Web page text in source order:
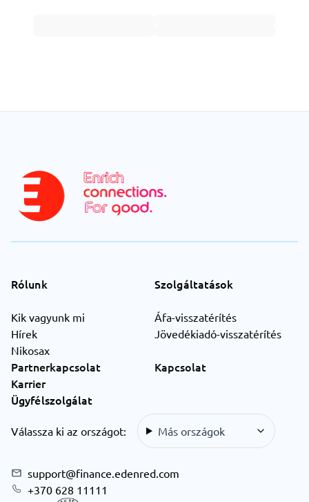
Rólunk
Kik vagyunk mi
Hírek
Nikosax
Szolgáltatások
Áfa-visszatérítés
Jövedékiadó-visszatérítés
Partnerkapcsolat
Karrier
Kapcsolat
Ügyfélszolgálat
Válassza ki az országot: Más országok
support@finance.edenred.com
+370 628 11111